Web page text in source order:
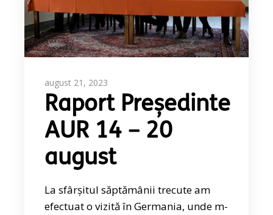
august 21, 2023
Raport Președinte
AUR 14 – 20
august
La sfârșitul săptămânii trecute am
efectuat o vizită în Germania, unde m-